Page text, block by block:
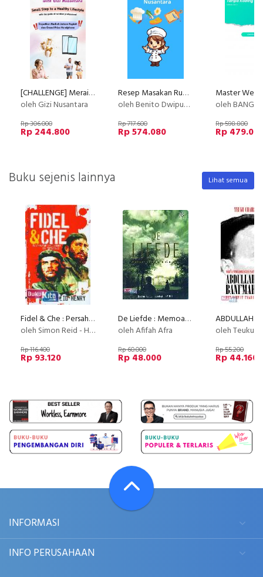
[CHALLENGE] Meraih Body Goals dalam 30 hari bersama Ahli Gizi
oleh Gizi Nusantara
Rp 306.000
Rp 244.800
Resep Masakan Rumahan Anti Gagal Layak Jualan
oleh Benito Dwiputra
Rp 717.600
Rp 574.080
oleh
Rp 598.800
Rp
Buku sejenis lainnya Lihat semua
Fidel & Che : Persahabatan Revolusioner Tak Tertandingi
oleh Simon Reid - Henry
Rp 116.400
Rp 93.120
De Liefde : Memoar Sekar Prembajoen
oleh Afifah Afra
Rp 60.000
Rp 48.000
oleh Teuku
Rp 55.200
Rp 44.160
INFORMASI
INFO PERUSAHAAN